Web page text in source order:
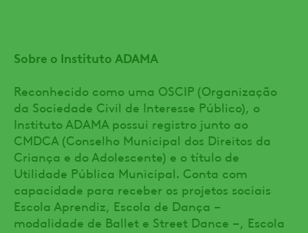
Sobre o Instituto ADAMA
Reconhecido como uma OSCIP (Organização
da Sociedade Civil de Interesse Público), o
Instituto ADAMA possui registro junto ao
CMDCA (Conselho Municipal dos Direitos da
Criança e do Adolescente) e o título de
Utilidade Pública Municipal. Conta com
capacidade para receber os projetos sociais
Escola Aprendiz, Escola de Dança –
modalidade de Ballet e Street Dance –, Escola